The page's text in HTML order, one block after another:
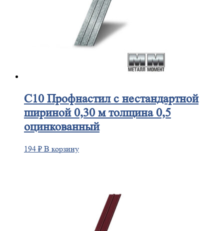
С10Профнастил с нестандартной
шириной 0,30 м толщина 0,5
оцинкованный
194 ₽ В корзину